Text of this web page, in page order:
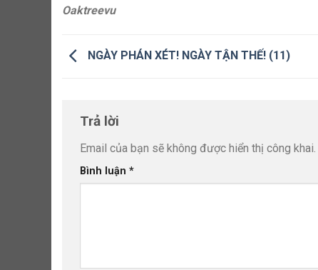
Oaktreevu
NGÀY PHÁN XÉT! NGÀY TẬN THẾ! (11)
Trả lời
Email của bạn sẽ không được hiển thị công khai.
Bình luận *